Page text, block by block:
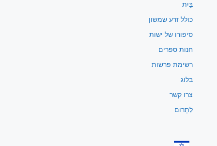
בַּיִת
כולל זרע שמשון
סיפורו של ישות
חנות ספרים
רשימת פרשות
בלוג
צרו קשר
לִתְרוֹם